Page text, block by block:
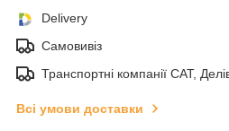
Delivery
Самовивіз
Транспортні компанії САТ,
Всі умови доставки